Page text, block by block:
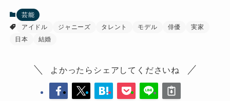
芸能
アイドル
ジャニーズ タレント モデル 俳優
実家
日本
結婚
よかったらシェアしてくださいね